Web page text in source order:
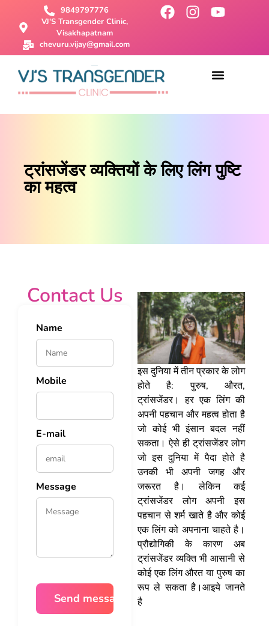
9849797776
VJ'S Transgender Clinic,
Visakhapatnam
chevuru.vijay@gmail.com
ट्रांसजेंडर व्यक्तियों के लिए लिंग पुष्टि
का महत्व
Contact Us
Name
Mobile
E-mail
Message
इस दुनिया में तीन प्रकार के लोग
होते है: पुरुष, औरत,
ट्रांसजेंडर। हर एक लिंग की
अपनी पहचान और महत्व होता है
जो कोई भी इंसान बदल नहीं
सकता। ऐसे ही ट्रांसजेंडर लोग
जो इस दुनिया में पैदा होते है
उनकी भी अपनी जगह और
जरूरत है। लेकिन कई
ट्रांसजेंडर लोग अपनी इस
पहचान से शर्म खाते है और कोई
एक लिंग को अपनाना चाहते है।
प्रौद्योगिकी के कारण अब
ट्रांसजेंडर व्यक्ति भी आसानी से
कोई एक लिंग औरत या पुरुष का
रूप ले सकता है।आइये जानते
है